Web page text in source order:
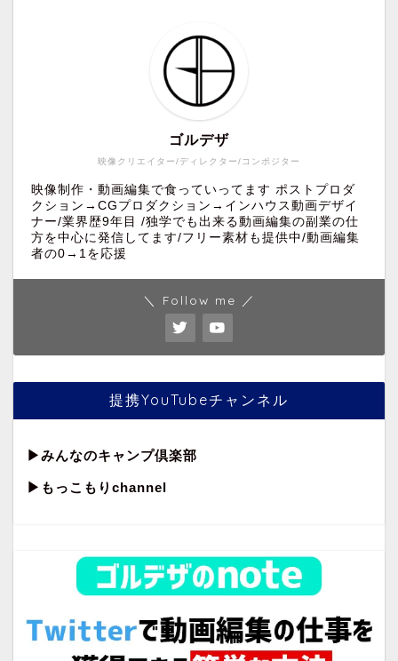
映像クリエイター/ディレクター/コンポジター
ゴルデザ
映像制作・動画編集で食っていってます ポストプロダ
クション→CGプロダクション→インハウス動画デザイ
ナー/業界歴9年目 /独学でも出来る動画編集の副業の仕
方を中心に発信してます/フリー素材も提供中/動画編集
者の0→1を応援
＼ Follow me ／
提携YouTubeチャンネル
▶︎みんなのキャンプ倶楽部
▶︎もっこもりchannel